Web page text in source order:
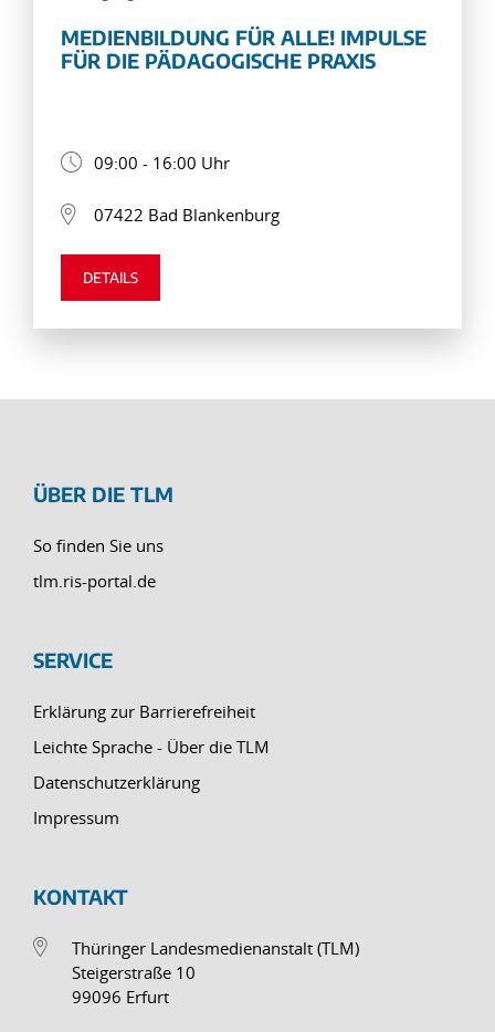
MEDIENBILDUNG FÜR ALLE! IMPULSE
FÜR DIE PÄDAGOGISCHE PRAXIS
09:00 - 16:00 Uhr
07422 Bad Blankenburg
DETAILS
ÜBER DIE TLM
So finden Sie uns
tlm.ris-portal.de
SERVICE
Erklärung zur Barrierefreiheit
Leichte Sprache - Über die TLM
Datenschutzerklärung
Impressum
KONTAKT
Thüringer Landesmedienanstalt (TLM)
Steigerstraße 10
99096 Erfurt